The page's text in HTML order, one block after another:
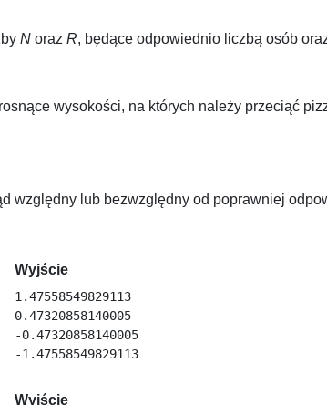
N oraz R, będące odpowiednio liczbą osób
wysokości, na których należy przeciąć
względny lub bezwzględny od poprawniej
Wyjście
1.47558549829113
0.47320858140005
-0.47320858140005
Wyjście